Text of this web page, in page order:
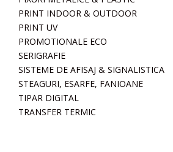
PRINT INDOOR & OUTDOOR
PRINT UV
PROMOTIONALE ECO
SERIGRAFIE
SISTEME DE AFISAJ & SIGNALISTICA
STEAGURI, ESARFE, FANIOANE
TIPAR DIGITAL
TRANSFER TERMIC